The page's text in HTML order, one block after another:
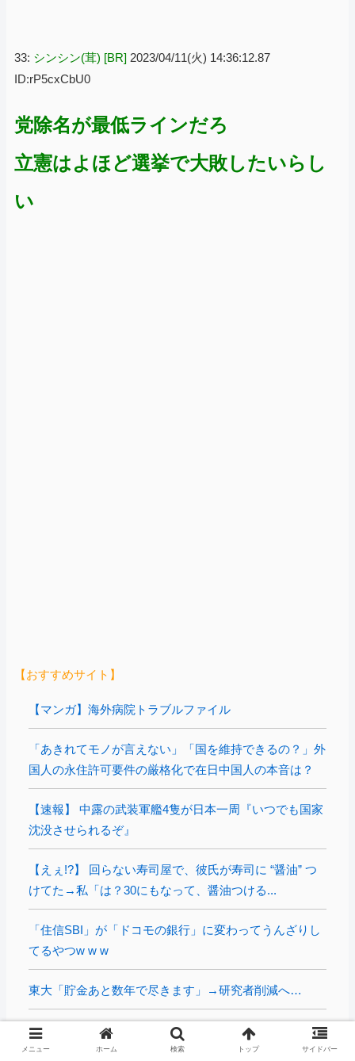
33: シンシン(茸) [BR] 2023/04/11(火) 14:36:12.87
ID:rP5cxCbU0
党除名が最低ラインだろ
立憲はよほど選挙で大敗したいらし
い
【おすすめサイト】
【マンガ】海外病院トラブルファイル
「あきれてモノが言えない」「国を維持できるの？」外
国人の永住許可要件の厳格化で在日中国人の本音は？
【速報】 中露の武装軍艦4隻が日本一周『いつでも国家
沈没させられるぞ』
【えぇ!?】 回らない寿司屋で、彼氏が寿司に “醤油” つ
けてた→私「は？30にもなって、醤油つける...
「住信SBI」が「ドコモの銀行」に変わってうんざりし
てるやつw w w
東大「貯金あと数年で尽きます」→研究者削減へ…
日本共産党の街宣車が電柱に衝突「居眠りをしてしまっ
た」同乗していた県議を含め男女3人重傷
メニュー ホーム 検索 トップ サイドバー